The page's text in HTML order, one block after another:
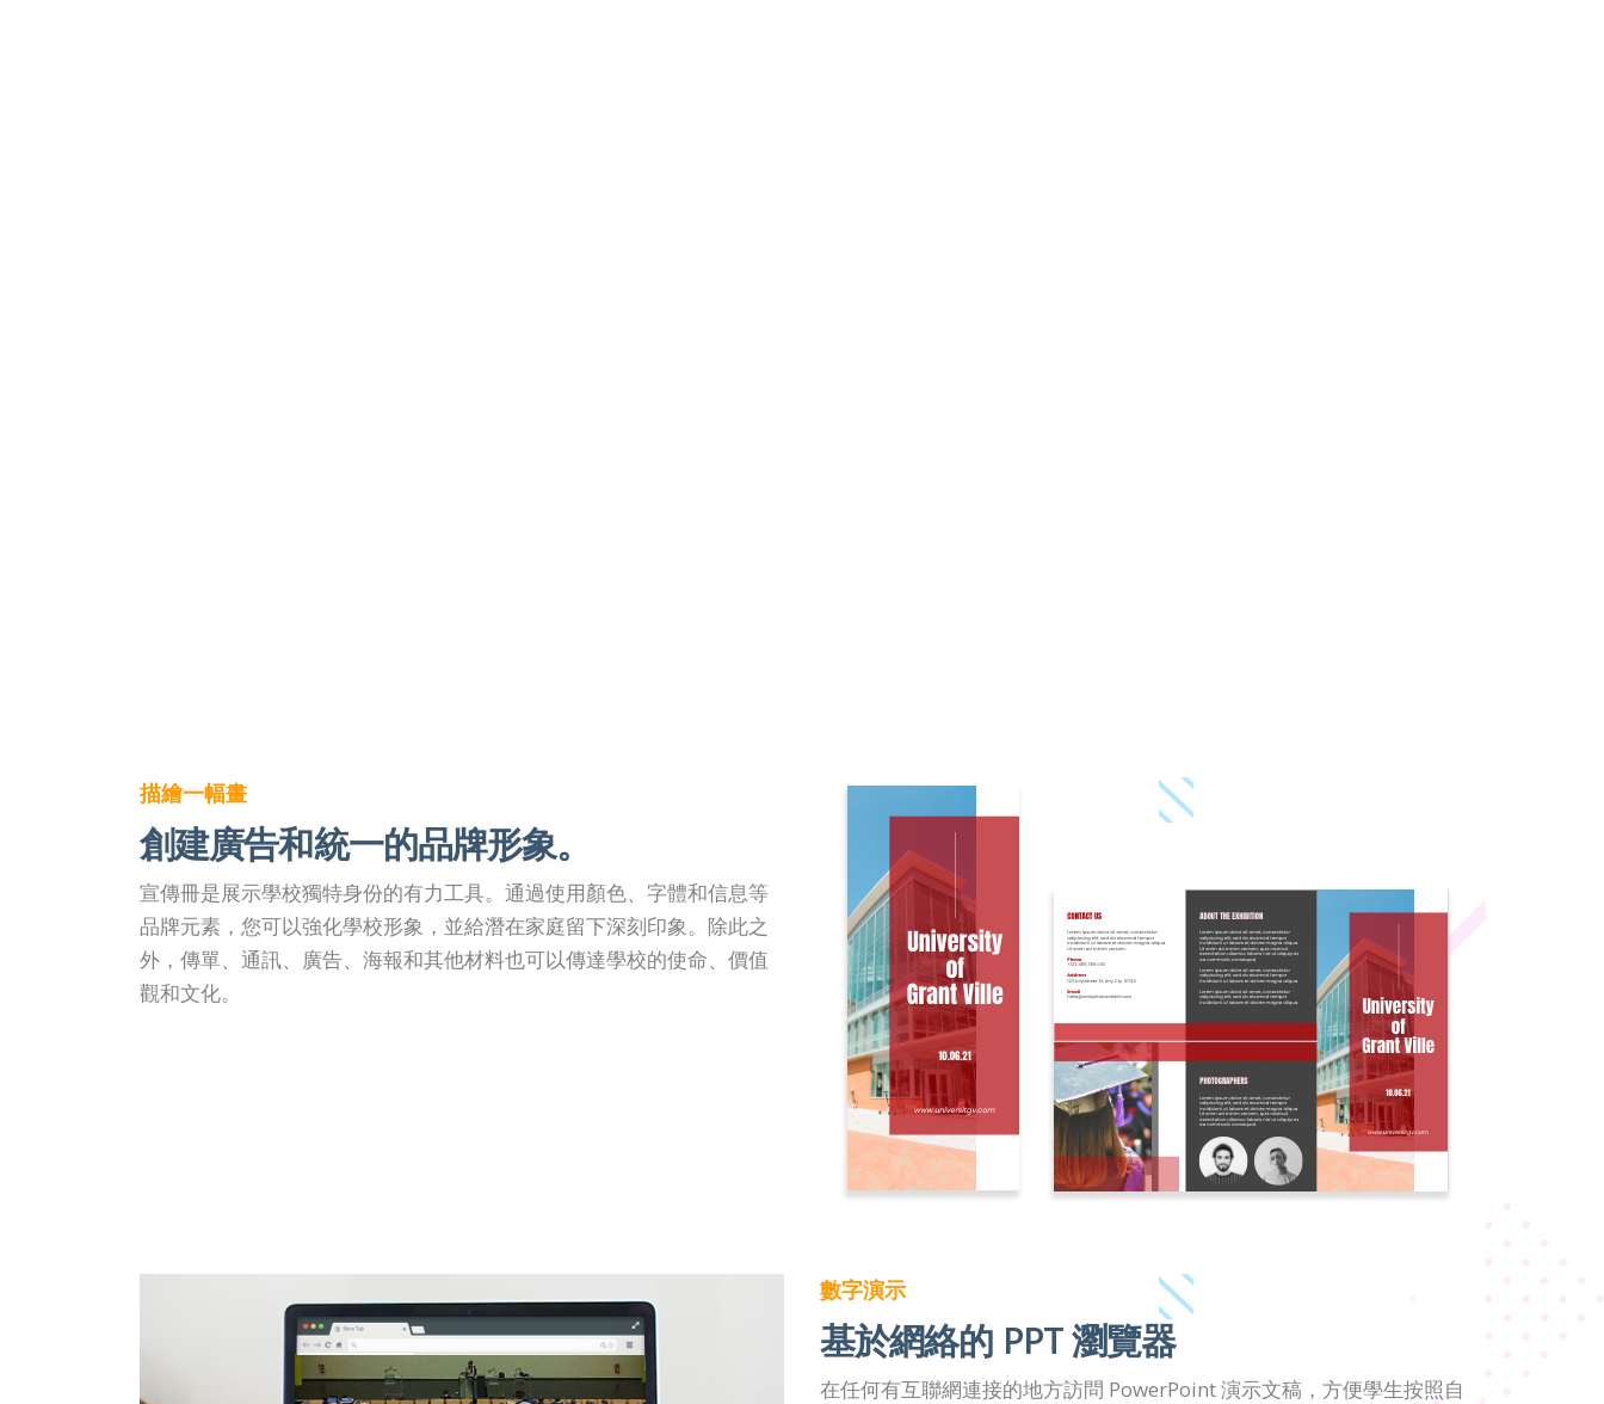
描繪一幅畫
創建廣告和統一的品牌形象。
宣傳冊是展示學校獨特身份的有力工具。通過使用顏色、字體和信息等
品牌元素，您可以強化學校形象，並給潛在家庭留下深刻印象。除此之
外，傳單、通訊、廣告、海報和其他材料也可以傳達學校的使命、價值
觀和文化。
數字演示
基於網絡的 PPT 瀏覽器
在任何有互聯網連接的地方訪問 PowerPoint 演示文稿，方便學生按照自